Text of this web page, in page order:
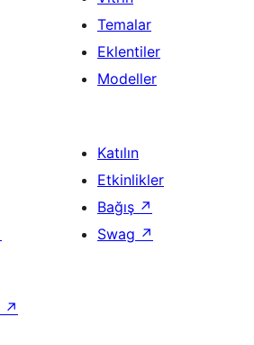
Temalar
Eklentiler
Modeller
Katılın
Etkinlikler
Bağış ↗
Swag ↗
↗